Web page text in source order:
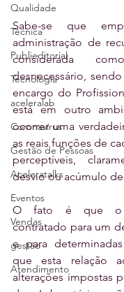
Qualidade
Técnica
Publieditorial
Tecnologia
aceleralab
Coronavírus
Gestão de Pessoas
Aceleratalks
Eventos
Vendas
gestão
Atendimento
Sabe-se que
administração de
considerada
desnecessário,
encargo do
está em outro
ocorrer uma
as reais funções de
perceptíveis,
desvio ou acúmulo
O fato é que o
contratado para um
e para
que esta relação
alterações impostas